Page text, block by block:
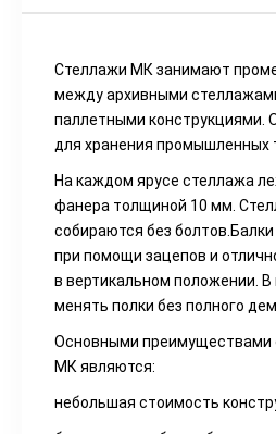
Стеллажи МК занимают
между архивными
паллетными конструкциями.
для хранения промышленных
На каждом ярусе стеллажа
фанера толщиной 10 мм.
собираются без
при помощи зацепов и
в вертикальном положении.
менять полки без полного
Основными преимуществами
МК являются:
небольшая стоимость